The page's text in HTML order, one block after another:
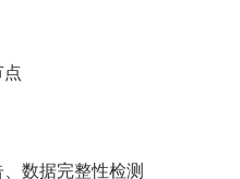
数据完整性检测